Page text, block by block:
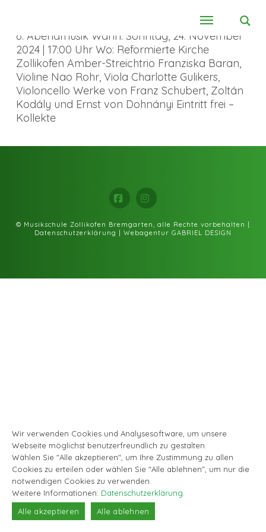
6. Abendmusik Wann: Sonntag, 24. November
2024 | 17:00 Uhr Wo: Reformierte Kirche
Zollikofen Amber-Streichtrio Franziska Baran,
Violine Nao Rohr, Viola Charlotte Gulikers,
Violoncello Werke von Franz Schubert, Zoltán
Kodály und Ernst von Dohnányi Eintritt frei –
Kollekte
© Musikschule Zollikofen Bremgarten, alle Rechte vorbehalten |
Datenschutzerklärung
Webagentur GABRIEL DESIGN
Wir verwenden Cookies und Analysesoftware, um unsere
Webseite möglichst benutzerfreundlich zu gestalten.
Wählen Sie "Alle akzeptieren", um Ihre Zustimmung zu allen
Cookies zu erteilen oder wählen Sie "Alle ablehnen", um nur die
notwendigen Cookies zu verwenden.
Weitere Informationen: Datenschutzerklärung
Alle akzeptieren
Alle ablehnen